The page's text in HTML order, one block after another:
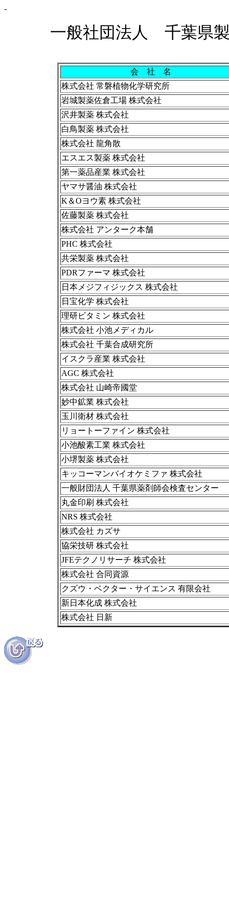
-
一般社団法人 千葉県
会 社 名
株式会社 常磐植物化学研究所
岩城製薬佐倉工場 株式会社
沢井製薬 株式会社
白鳥製薬 株式会社
株式会社 龍角散
エスエス製薬 株式会社
第一薬品産業 株式会社
ヤマサ醤油 株式会社
K＆Oヨウ素 株式会社
佐藤製薬 株式会社
株式会社 アンターク本舗
PHC 株式会社
共栄製薬 株式会社
PDRファーマ 株式会社
日本メジフィジックス 株式会社
日宝化学 株式会社
理研ビタミン 株式会社
株式会社 小池メディカル
株式会社 千葉合成研究所
イスクラ産業 株式会社
AGC 株式会社
株式会社 山崎帝國堂
妙中鉱業 株式会社
玉川衛材 株式会社
リョートーファイン 株式会社
小池酸素工業 株式会社
小堺製薬 株式会社
キッコーマンバイオケミファ 株式会社
一般財団法人 千葉県薬剤師会検査センター
丸金印刷 株式会社
NRS 株式会社
株式会社 カズサ
協栄技研 株式会社
JFEテクノリサーチ 株式会社
株式会社 合同資源
クズウ・ベクター・サイエンス 有限会社
新日本化成 株式会社
株式会社 日新